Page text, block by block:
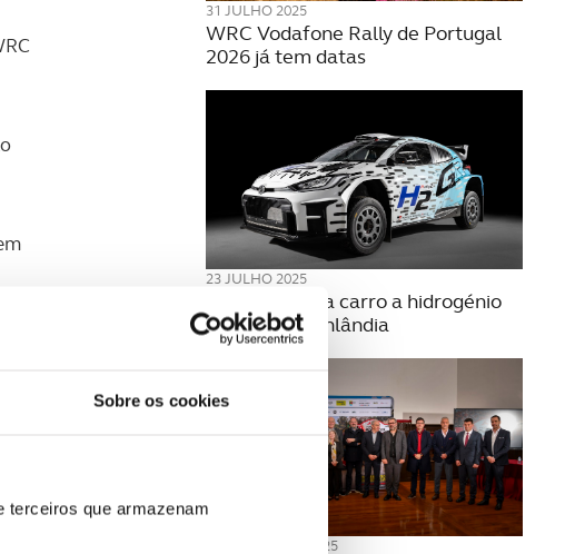
Sobre os cookies
terceiros que armazenam
31 JULHO 2025
WRC Vodafone Rally de Portugal
2026 já tem datas
23 JULHO 2025
Toyota estreia carro a hidrogénio
no Rally da Finlândia
26 FEVEREIRO 2025